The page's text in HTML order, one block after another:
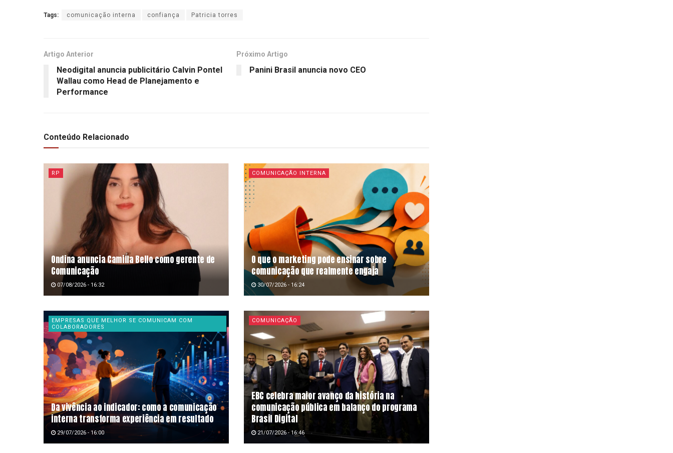
Tags: comunicação interna confiança Patricia torres
Artigo Anterior
Neodigital anuncia publicitário Calvin Pontel
Wallau como Head de Planejamento e
Performance
Próximo Artigo
Panini Brasil anuncia novo CEO
Conteúdo Relacionado
RP
Ondina anuncia Camilla Bello como gerente de
Comunicação
07/08/2026 - 16:32
COMUNICAÇÃO INTERNA
O que o marketing pode ensinar sobre
comunicação que realmente engaja
30/07/2026 - 16:24
EMPRESAS QUE MELHOR SE COMUNICAM COM
COLABORADORES
Da vivência ao indicador: como a comunicação
interna transforma experiência em resultado
29/07/2026 - 16:00
COMUNICAÇÃO
EBC celebra maior avanço da história na
comunicação pública em balanço do programa
Brasil Digital
21/07/2026 - 16:46